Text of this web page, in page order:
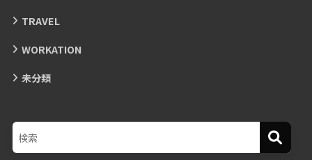
TRAVEL
WORKATION
未分類